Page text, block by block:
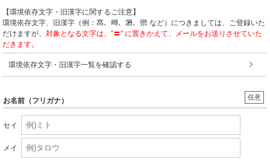
【環境依存文字・旧漢字に関するご注意】
環境依存文字、旧漢字（例：
など）につきましては、ご登録いた
だけますが、 対象となる文字は、"〓" に置きかえて、メールをお送りさせていた
だきます。
環境依存文字・旧漢字一覧を確認する
任意
お名前（フリガナ）
セイ
メイ